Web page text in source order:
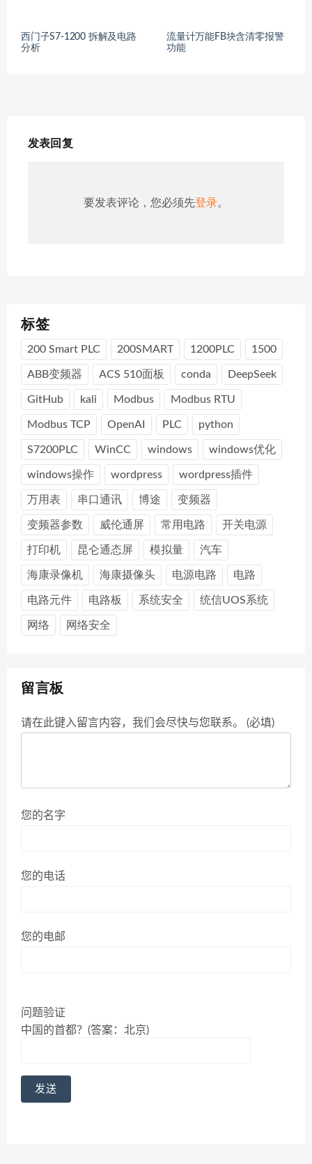
西门子S7-1200 拆解及电路
分析
流量计万能FB块含清零报警
功能
发表回复
要发表评论，您必须先登录。
标签
200 Smart PLC 200SMART 1200PLC 1500
ABB变频器 ACS 510面板 conda DeepSeek
GitHub kali Modbus Modbus RTU
Modbus TCP OpenAI PLC python
S7200PLC WinCC windows windows优化
windows操作 wordpress wordpress插件
万用表 串口通讯 博途 变频器
变频器参数 威伦通屏 常用电路 开关电源
打印机 昆仑通态屏 模拟量 汽车
海康录像机 海康摄像头 电源电路 电路
电路元件 电路板 系统安全 统信UOS系统
网络 网络安全
留言板
请在此键入留言内容，我们会尽快与您联系。 (必填)
您的名字
您的电话
您的电邮
问题验证
中国的首都？(答案：北京)